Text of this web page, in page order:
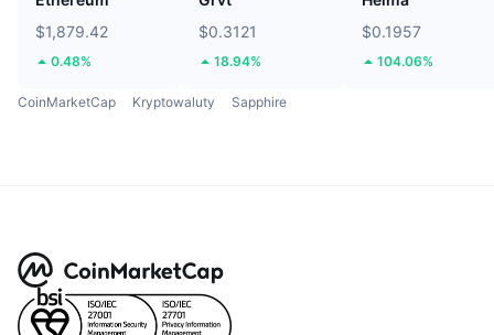
$1,879.42
0.48%
$0.3121
18.94%
$0.1957
104.06%
CoinMarketCap Kryptowaluty Sapphire